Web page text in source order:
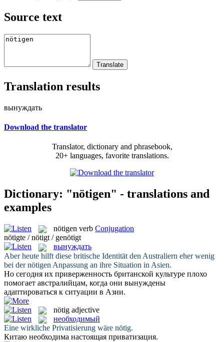
Source text
Translation results
вынуждать
Download the translator
Translator, dictionary and phrasebook,
20+ languages, favorite translations.
Dictionary: "nötigen" - translations and
examples
nötigen verb Conjugation
nötigte / nötigt / genötigt
вынуждать
Aber heute hilft diese britische Identität den Australiern eher wenig
bei dernötigen Anpassung an ihre Situation in Asien.
Но сегодня их приверженность британской культуре плохо
помогает австралийцам, когда они вынуждены
адаптироваться к ситуации в Азии.
nötig adjective
необходимый
Eine wirkliche Privatisierung wäre nötig.
Китаю необходима настоящая приватизация.